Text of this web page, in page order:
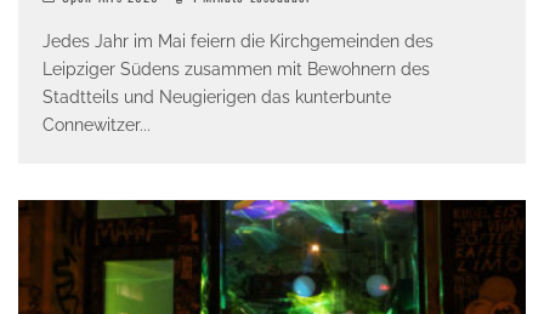
Jedes Jahr im Mai feiern die Kirchgemeinden des
Leipziger Südens zusammen mit Bewohnern des
Stadtteils und Neugierigen das kunterbunte
Connewitzer...